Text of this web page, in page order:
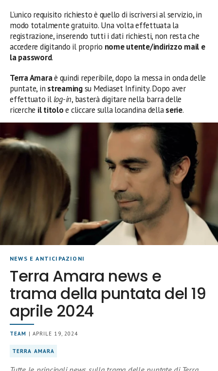
L’unico requisito richiesto è quello di iscriversi al servizio, in
modo totalmente gratuito. Una volta effettuata la
registrazione, inserendo tutti i dati richiesti, non resta che
accedere digitando il proprio nome utente/indirizzo mail e
la password.
Terra Amaraè quindi reperibile, dopo la messa in onda delle
puntate, in streamingsu Mediaset Infinity. Dopo aver
effettuato illog-in, basterà digitare nella barra delle
ricerche il titoloe cliccare sulla locandina dellaserie.
NEWS E ANTICIPAZIONI
Terra Amara news e
trama della puntata del 19
aprile 2024
TEAM | APRILE 19, 2024
TERRA AMARA